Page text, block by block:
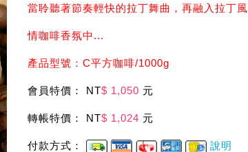
當聆聽著節奏輕快的拉丁舞曲，再融入拉丁風
情咖啡香氛中...
產品型號：C平方咖啡/1000g
會員特價： NT$ 1,050 元
轉帳特價： NT$ 1,024 元
付款方式： 說明